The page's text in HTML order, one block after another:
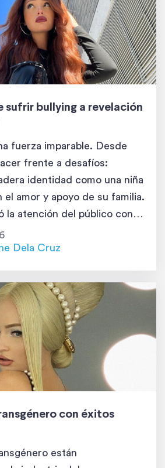
sufrir bullying a revelación
fuerza imparable. Desde
frente a desafíos:
identidad como una niña
el amor y apoyo de su familia.
la atención del público con el
Zoey, donde se convirtió
las juventudes
Dela Cruz
con éxitos
están